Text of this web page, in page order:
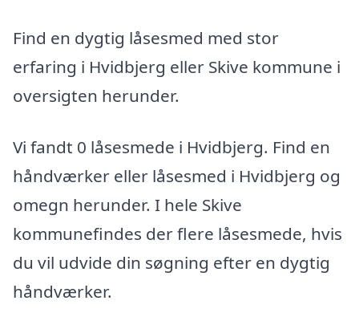
Find en dygtig låsesmed med stor
erfaring i Hvidbjerg eller Skive kommune i
oversigten herunder.
Vi fandt 0 låsesmede i Hvidbjerg. Find en
håndværker eller låsesmed i Hvidbjerg og
omegn herunder. I hele Skive
kommunefindes der flere låsesmede, hvis
du vil udvide din søgning efter en dygtig
håndværker.